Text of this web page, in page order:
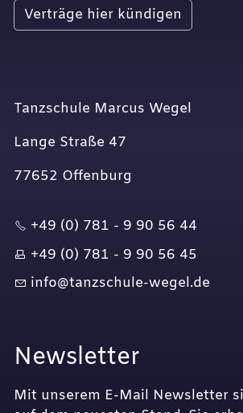
Verträge hier kündigen
Tanzschule Marcus Wegel
Lange Straße 47
77652 Offenburg
+49 (0) 781 - 9 90 56 44
+49 (0) 781 - 9 90 56 45
nf
t nzsch l -w g l d
Newsletter
Mit unserem E-Mail Newsletter